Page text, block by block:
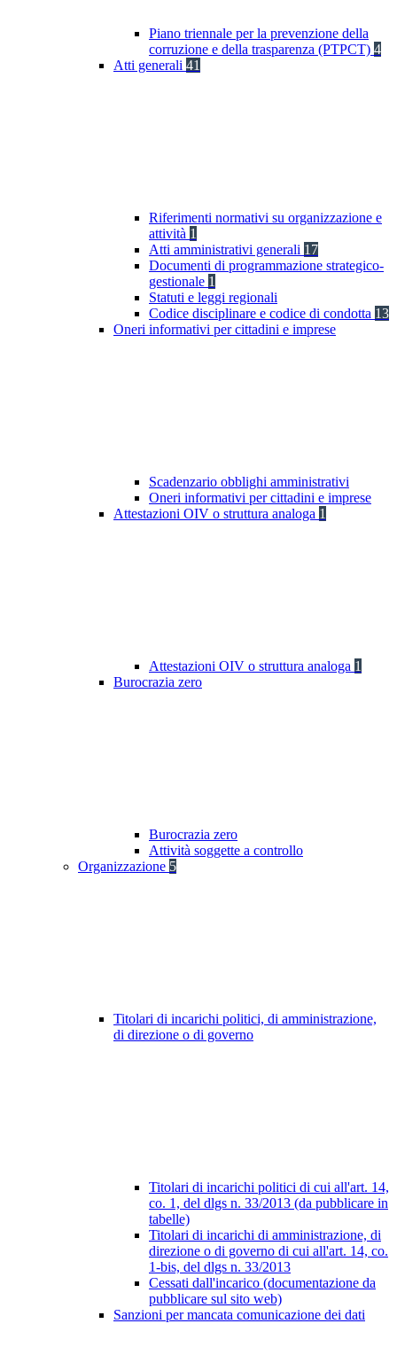
Piano triennale per la prevenzione della
corruzione e della trasparenza (PTPCT) 4
Atti generali 41
Riferimenti normativi su organizzazione e
attività 1
Atti amministrativi generali 17
Documenti di programmazione strategico-
gestionale 1
Statuti e leggi regionali
Codice disciplinare e codice di condotta 13
Oneri informativi per cittadini e imprese
Scadenzario obblighi amministrativi
Oneri informativi per cittadini e imprese
Attestazioni OIV o struttura analoga 1
Attestazioni OIV o struttura analoga 1
Burocrazia zero
Burocrazia zero
Attività soggette a controllo
Organizzazione 5
Titolari di incarichi politici, di amministrazione,
di direzione o di governo
Titolari di incarichi politici di cui all'art. 14,
co. 1, del dlgs n. 33/2013 (da pubblicare in
tabelle)
Titolari di incarichi di amministrazione, di
direzione o di governo di cui all'art. 14, co.
1-bis, del dlgs n. 33/2013
Cessati dall'incarico (documentazione da
pubblicare sul sito web)
Sanzioni per mancata comunicazione dei dati